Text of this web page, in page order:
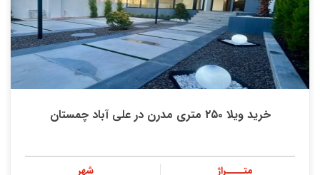
خرید ویلا ۲۵۰ متری مدرن در علی آباد چمستان
متــــراژ
شهر